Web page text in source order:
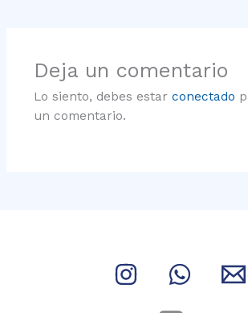
Deja un comentario
Lo siento, debes estar conectado
un comentario.